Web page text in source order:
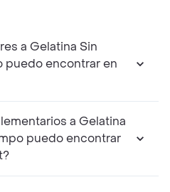
a Gelatina Sin
puedo encontrar en
a Gelatina
puedo encontrar